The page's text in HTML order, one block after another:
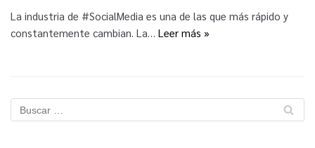
La industria de #SocialMedia es una de las que más rápido y
constantemente cambian. La… Leer más »